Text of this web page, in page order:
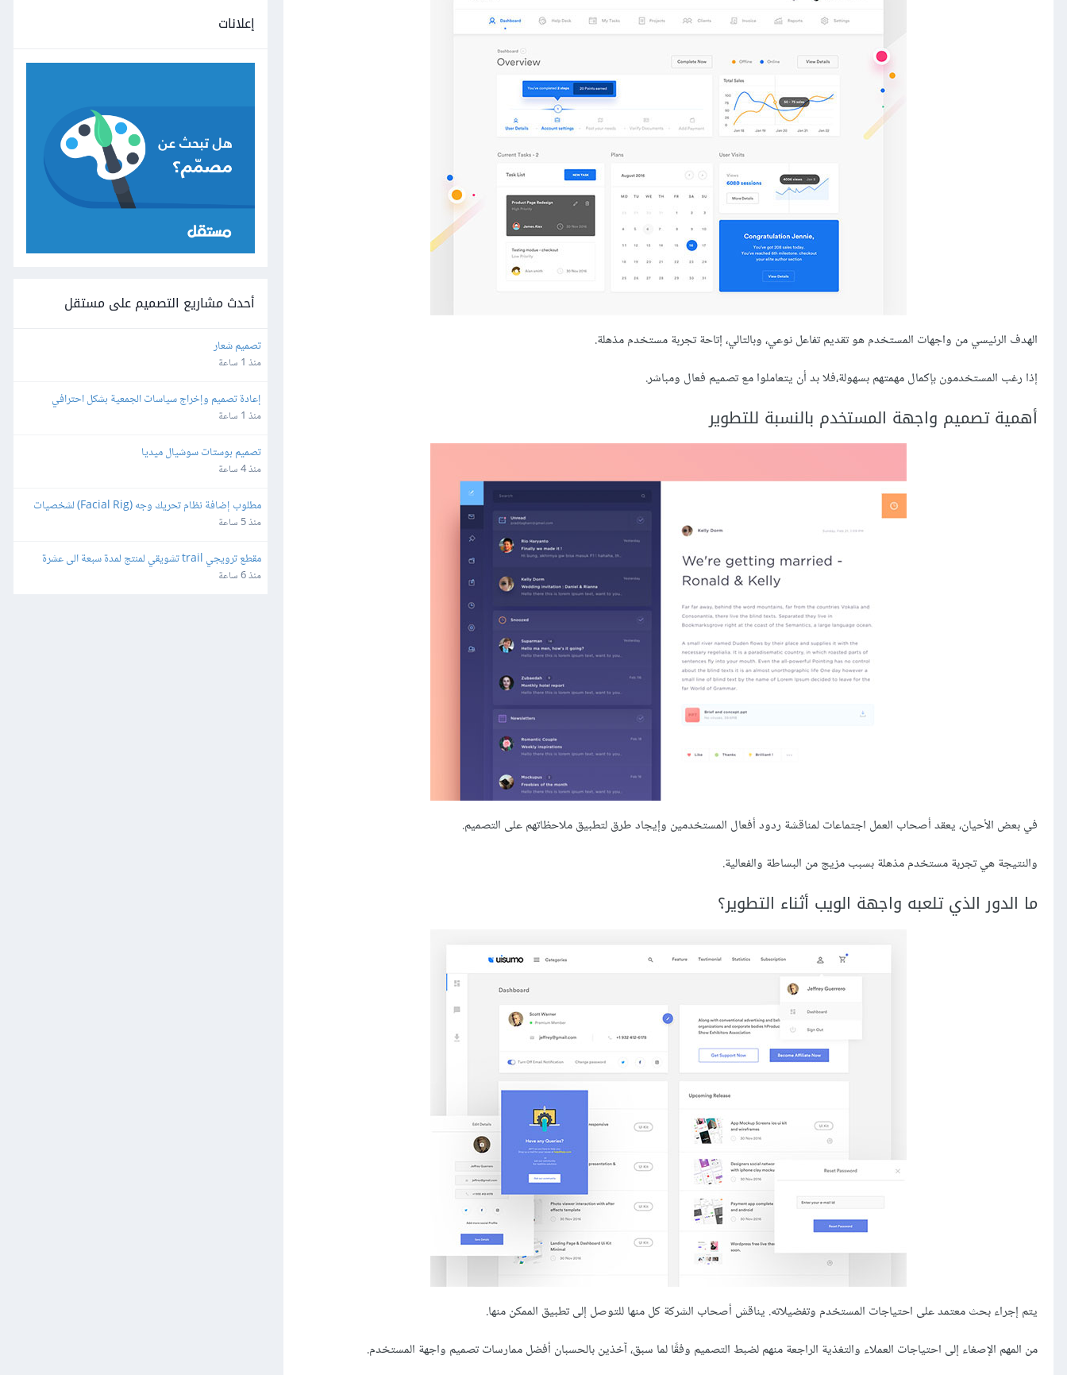
الهدف الرئيسي من واجهات المستخدم هو تقديم تفاعل نوعي، وبالتالي، إتاحة تجربة مستخدم مذهلة.
إذا رغب المستخدمون بإكمال مهمتهم بسهولة،فلا بد أن يتعاملوا مع تصميم فعال ومباشر.
أهمية تصميم واجهة المستخدم بالنسبة للتطوير
في بعض الأحيان، يعقد أصحاب العمل اجتماعات لمناقشة ردود أفعال المستخدمين وإيجاد طرق لتطبيق ملاحظاتهم على التصميم.
والنتيجة هي تجربة مستخدم مذهلة بسبب مزيج من البساطة والفعالية.
ما الدور الذي تلعبه واجهة الويب أثناء التطوير؟
يتم إجراء بحث معتمد على احتياجات المستخدم وتفضيلاته. يناقش أصحاب الشركة كل منها للتوصل إلى تطبيق الممكن منها.
من المهم الإصغاء إلى احتياجات العملاء والتغذية الراجعة منهم لضبط التصميم وفقًا لما سبق، آخذين بالحسبان أفضل ممارسات تصميم واجهة المستخدم.
إعلانات
أحدث مشاريع التصميم على مستقل
تصميم شعار
منذ 1 ساعة
إعادة تصميم وإخراج سياسات الجمعية بشكل احترافي
منذ 1 ساعة
تصميم بوستات سوشيال ميديا
منذ 4 ساعة
3D بصيغة FBX باستخدام Blender
منذ 5 ساعة
ثواني بشكل احترافي
منذ 6 ساعة